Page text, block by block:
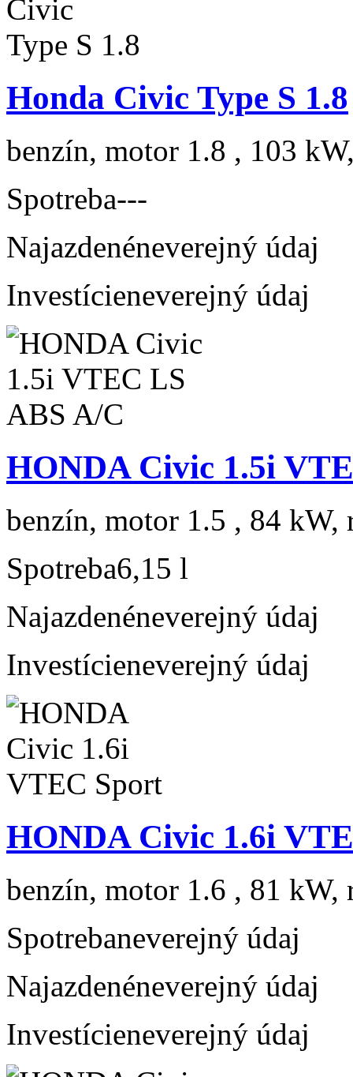
Honda Civic Type S 1.8
benzín, motor 1.8 , 103
Spotreba---
Najazdenéneverejný údaj
Investícieneverejný údaj
HONDA Civic 1.5i
benzín, motor 1.5 , 84 kW,
Spotreba6,15 l
Najazdenéneverejný údaj
Investícieneverejný údaj
HONDA Civic 1.6i
benzín, motor 1.6 , 81 kW,
Spotrebaneverejný údaj
Najazdenéneverejný údaj
Investícieneverejný údaj